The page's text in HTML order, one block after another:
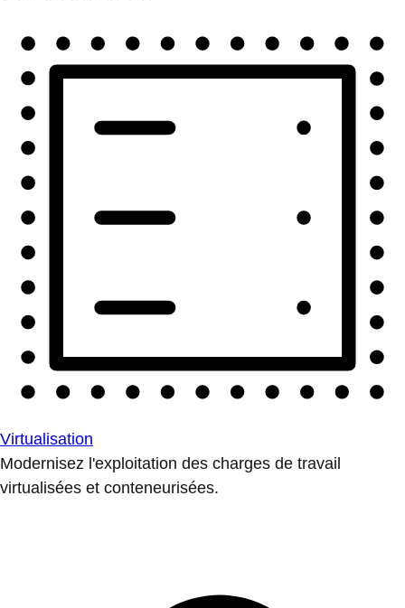
Virtualisation
Modernisez l'exploitation des charges de travail
virtualisées et conteneurisées.